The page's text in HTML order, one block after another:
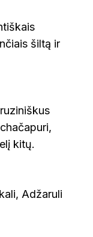
šiltą ir
kitų.
Adžaruli